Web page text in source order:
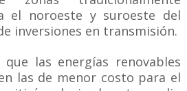
el noroeste y suroeste del
inversiones en transmisión.
las energías renovables
las de menor costo para el